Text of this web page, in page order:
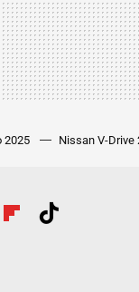
2025 Nissan V-Drive